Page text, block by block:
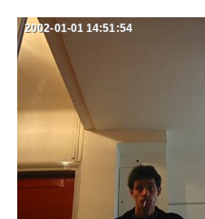
2002-01-01 14:51:54